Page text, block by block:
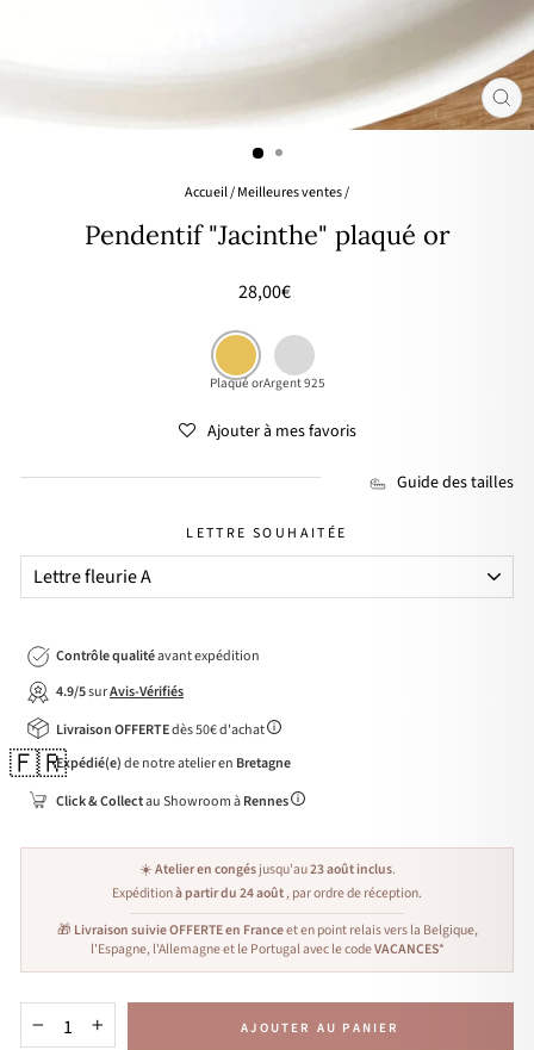
Accueil/Meilleures ventes/
Pendentif "Jacinthe" plaqué or
Prix
28,00€
Plaqué orArgent 925
Ajouter à mes favoris
Guide des tailles
LETTRE SOUHAITÉE
Contrôle qualitéavant expédition
4.9/5surAvis-Vérifiés
Livraison OFFERTEdès 50€ d'achat
🇫🇷Expédié(e)de notre atelier en Bretagne
Click & Collectau Showroom àRennes
☀️Atelier en congésjusqu'au23 août inclus.
Expéditionà partir du 24 août, par ordre de réception.
🎁 Livraison suivie OFFERTE en Franceet en point relais vers la Belgique,
l'Espagne, l'Allemagne et le Portugal avec le codeVACANCES*
+ AJOUTER AU PANIER